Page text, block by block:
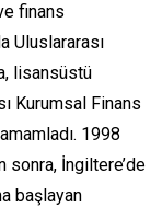
finans
Uluslararası
lisansüstü
Kurumsal Finans
1998
sonra, İngiltere’de
başlayan